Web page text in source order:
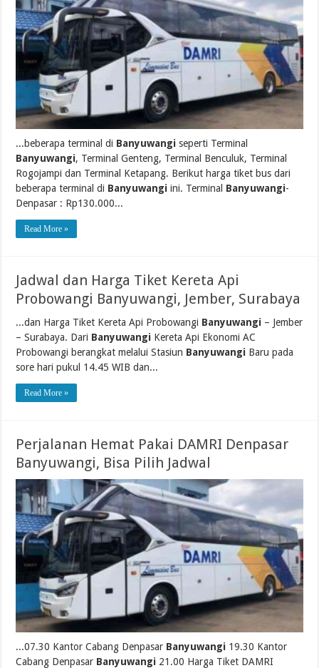
...beberapa terminal di Banyuwangi seperti Terminal
Banyuwangi, Terminal Genteng, Terminal Benculuk, Terminal
Rogojampi dan Terminal Ketapang. Berikut harga tiket bus dari
beberapa terminal di Banyuwangi ini. Terminal Banyuwangi-
Denpasar : Rp130.000...
Read More »
Jadwal dan Harga Tiket Kereta Api
Probowangi Banyuwangi, Jember, Surabaya
...dan Harga Tiket Kereta Api Probowangi Banyuwangi – Jember
– Surabaya. Dari Banyuwangi Kereta Api Ekonomi AC
Probowangi berangkat melalui Stasiun Banyuwangi Baru pada
sore hari pukul 14.45 WIB dan...
Read More »
Perjalanan Hemat Pakai DAMRI Denpasar
Banyuwangi, Bisa Pilih Jadwal
...07.30 Kantor Cabang Denpasar Banyuwangi 19.30 Kantor
Cabang Denpasar Banyuwangi 21.00 Harga Tiket DAMRI